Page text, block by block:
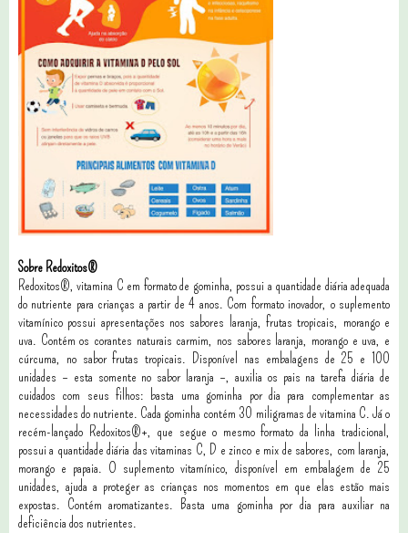
Sobre Redoxitos®
Redoxitos®, vitamina C em formato de gominha, possui a quantidade diária adequada
do nutriente para crianças a partir de 4 anos. Com formato inovador, o suplemento
vitamínico possui apresentações nos sabores laranja, frutas tropicais, morango e
uva. Contém os corantes naturais carmim, nos sabores laranja, morango e uva, e
cúrcuma, no sabor frutas tropicais. Disponível nas embalagens de 25 e 100
unidades – esta somente no sabor laranja –, auxilia os pais na tarefa diária de
cuidados com seus filhos: basta uma gominha por dia para complementar as
necessidades do nutriente. Cada gominha contém 30 miligramas de vitamina C. Já o
recém-lançado Redoxitos®+, que segue o mesmo formato da linha tradicional,
possui a quantidade diária das vitaminas C, D e zinco e mix de sabores, com laranja,
morango e papaia. O suplemento vitamínico, disponível em embalagem de 25
unidades, ajuda a proteger as crianças nos momentos em que elas estão mais
expostas. Contém aromatizantes. Basta uma gominha por dia para auxiliar na
deficiência dos nutrientes.